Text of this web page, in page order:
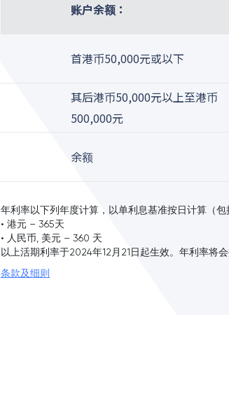
账户余额：
首港币50,000元或以下
其后港币50,000元以上至港币
500,000元
余额
年利率以下列年度计算，以单利息基准按日计算（包
• 港元 – 365天
• 人民币, 美元 – 360 天
以上活期利率于2024年12月21日起生效。年利率将
条款及细则